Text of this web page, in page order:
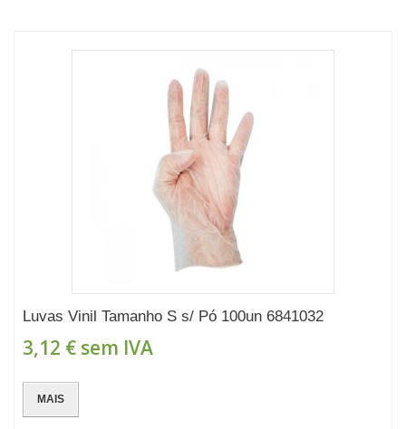
Luvas Vinil Tamanho S s/ Pó 100un 6841032
3,12 € sem IVA
MAIS